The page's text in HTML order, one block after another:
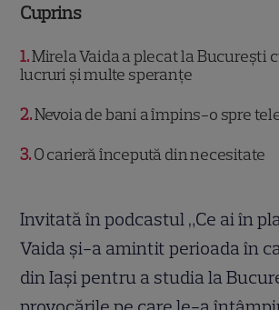
Cuprins
1 Mirela Vaida a plecat la București
lucruri și multe speranțe
2 Nevoia de bani a împins-o spre
3 O carieră începută din necesitate
Invitată în podcastul „Ce ai în
Vaida și-a amintit perioada în
din Iași pentru a studia la